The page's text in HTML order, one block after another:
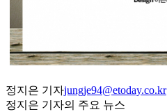
정지은 기자jungje94@etoday.co.kr
정지은 기자의 주요 뉴스